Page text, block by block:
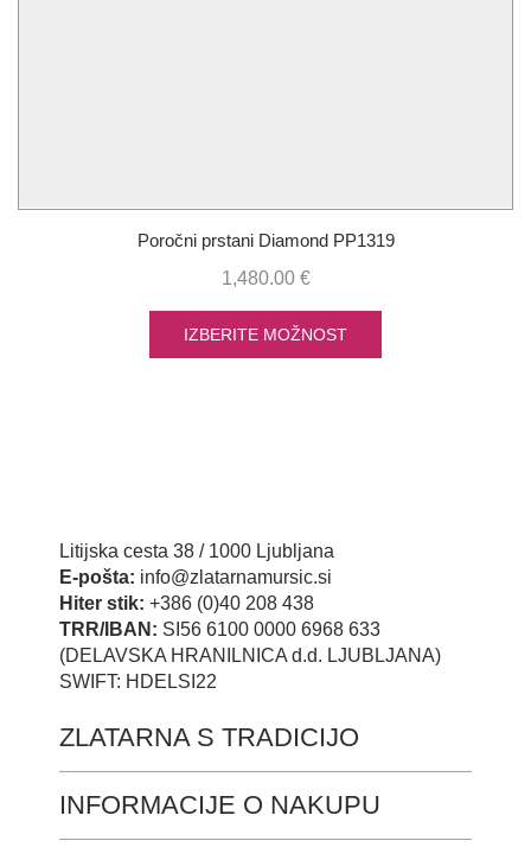
Poročni prstani Diamond PP1319
1,480.00 €
IZBERITE MOŽNOST
Litijska cesta 38 / 1000 Ljubljana
E-pošta: info@zlatarnamursic.si
Hiter stik: +386 (0)40 208 438
TRR/IBAN: SI56 6100 0000 6968 633
(DELAVSKA HRANILNICA d.d. LJUBLJANA)
SWIFT: HDELSI22
ZLATARNA S TRADICIJO
INFORMACIJE O NAKUPU